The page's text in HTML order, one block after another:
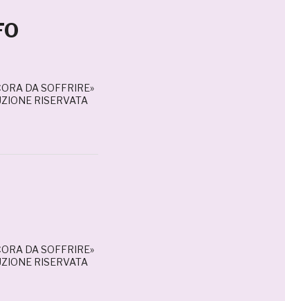
DA SOFFRIRE»
RISERVATA
DA SOFFRIRE»
RISERVATA